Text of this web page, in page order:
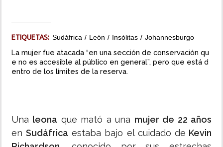
ETIQUETAS: Sudáfrica León Insólitas Johannesburgo
La mujer fue atacada “en una sección de conservación qu
e no es accesible al público en general”, pero que está d
entro de los límites de la reserva.
Una leona que mató a una mujer de 22 años
enSudáfrica estaba bajo el cuidado de Kevin